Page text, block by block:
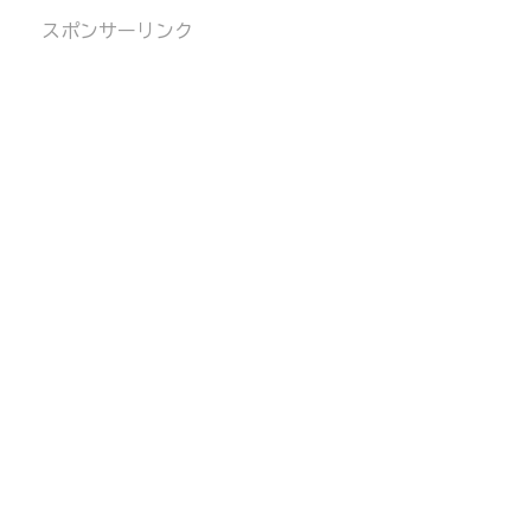
スポンサーリンク